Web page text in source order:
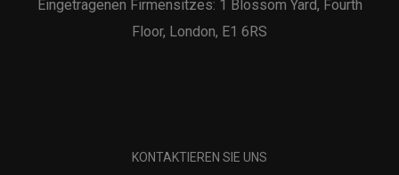
Eingetragenen Firmensitzes: 1 Blossom Yard, Fourth
Floor, London, E1 6RS
KONTAKTIEREN SIE UNS